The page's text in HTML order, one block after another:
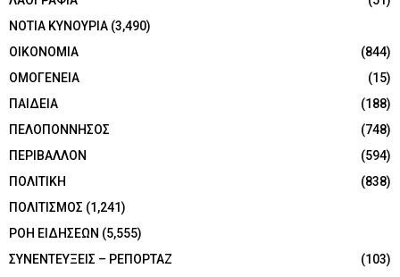
ΝΟΤΙΑ ΚΥΝΟΥΡΙΑ (3,490)
ΟΙΚΟΝΟΜΙΑ
(844)
ΟΜΟΓΕΝΕΙΑ
(15)
ΠΑΙΔΕΙΑ
(188)
ΠΕΛΟΠΟΝΝΗΣΟΣ
(748)
ΠΕΡΙΒΑΛΛΟΝ
(594)
ΠΟΛΙΤΙΚΗ
(838)
ΠΟΛΙΤΙΣΜΟΣ (1,241)
ΡΟΗ ΕΙΔΗΣΕΩΝ (5,555)
ΣΥΝΕΝΤΕΥΞΕΙΣ – ΡΕΠΟΡΤΑΖ
(103)